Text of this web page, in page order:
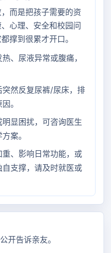
而是把孩子需要的资
心理、安全和校园问
撑到很累才开口。
、尿液异常或腹痛，
突然反复尿裤/尿床，排
。
显困扰，可咨询医生
案。
、影响日常功能，或
支撑，请及时就医或
开告诉亲友。